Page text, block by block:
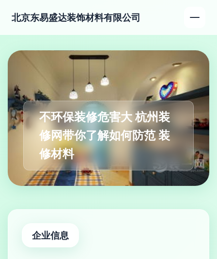
北京东易盛达装饰材料有限公司
不环保装修危害大 杭州装
修网带你了解如何防范 装
修材料
企业信息